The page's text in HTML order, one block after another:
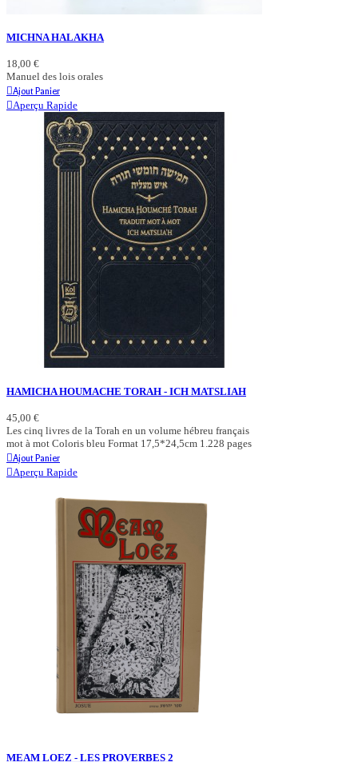
MICHNA HALAKHA
18,00 €
Manuel des lois orales
Ajout Panier
Aperçu Rapide
HAMICHA HOUMACHE TORAH - ICH MATSLIAH
45,00 €
Les cinq livres de la Torah en un volume hébreu français
mot à mot Coloris bleu Format 17,5*24,5cm 1.228 pages
Ajout Panier
Aperçu Rapide
MEAM LOEZ - LES PROVERBES 2